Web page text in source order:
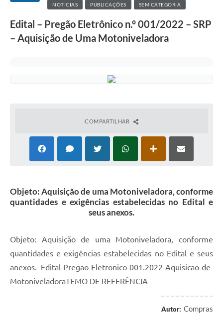
NOTICIAS PUBLICAÇÕES SEM CATEGORIA
Edital – Pregão Eletrônico n.° 001/2022 – SRP
– Aquisição de Uma Motoniveladora
COMPARTILHAR
Objeto: Aquisição de uma Motoniveladora, conforme
quantidades e exigências estabelecidas no Edital e
seus anexos.
Objeto: Aquisição de uma Motoniveladora, conforme
quantidades e exigências estabelecidas no Edital e seus
anexos. Edital-Pregao-Eletronico-001.2022-Aquisicao-de-
MotoniveladoraTEMO DE REFERÊNCIA
Autor: Compras